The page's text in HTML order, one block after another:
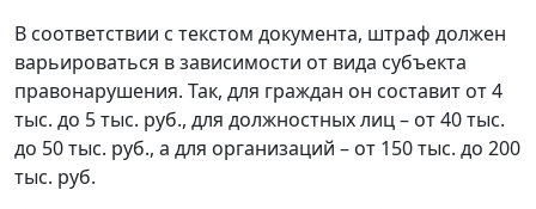
В соответствии с текстом документа, штраф должен
варьироваться в зависимости от вида субъекта
правонарушения. Так, для граждан он составит от 4
тыс. до 5 тыс. руб., для должностных лиц – от 40 тыс.
до 50 тыс. руб., а для организаций – от 150 тыс. до 200
тыс. руб.